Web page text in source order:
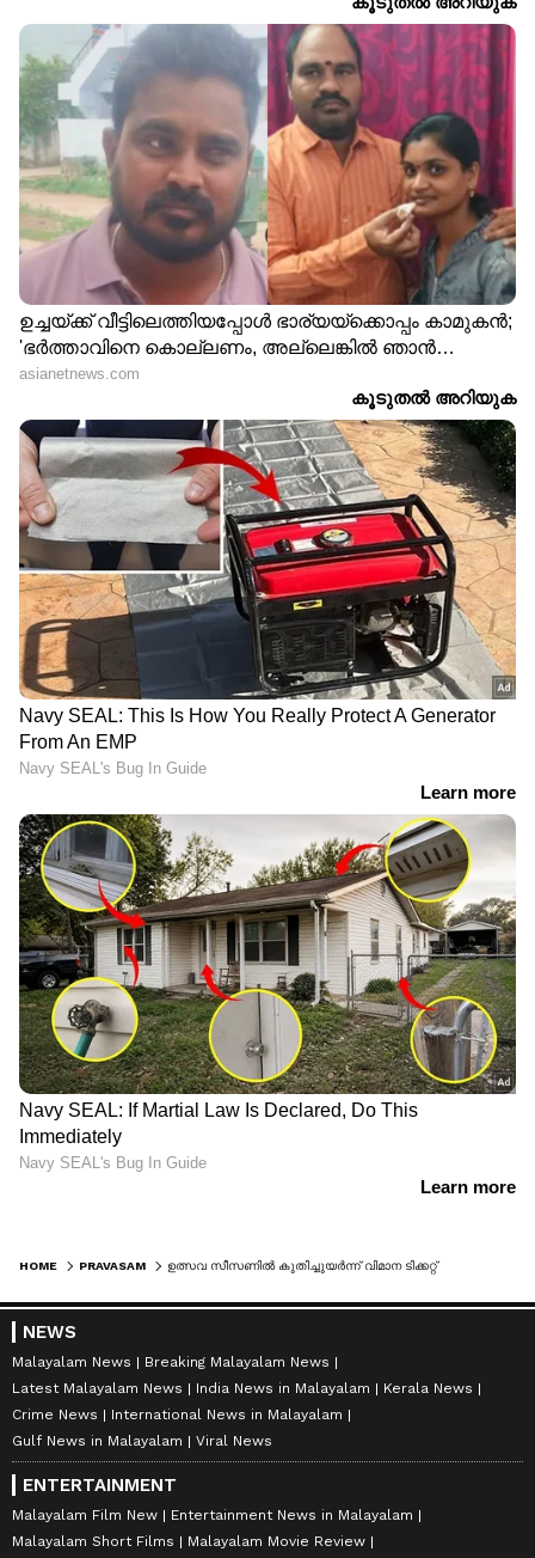
HOME PRAVASAM
NEWS
Malayalam News
Breaking Malayalam News
Latest Malayalam News
India News in Malayalam
Kerala News
Crime News
International News in Malayalam
Gulf News in Malayalam
Viral News
ENTERTAINMENT
Malayalam Film New
Entertainment News in Malayalam
Malayalam Short Films
Malayalam Movie Review